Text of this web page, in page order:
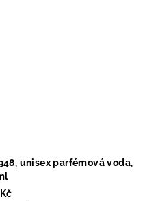
unisex parfémová voda,